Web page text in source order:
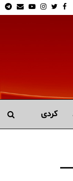
Facebook
Twitter
Instagram
Youtube
Email
کردی